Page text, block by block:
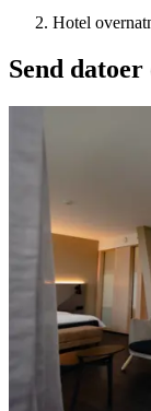
Hotel
Send